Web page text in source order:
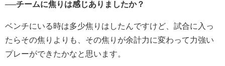
──チームに焦りは感じありましたか？
ベンチにいる時は多少焦りはしたんですけど、試合に入っ
たらその焦りよりも、その焦りが余計力に変わって力強い
プレーができたかなと思います。